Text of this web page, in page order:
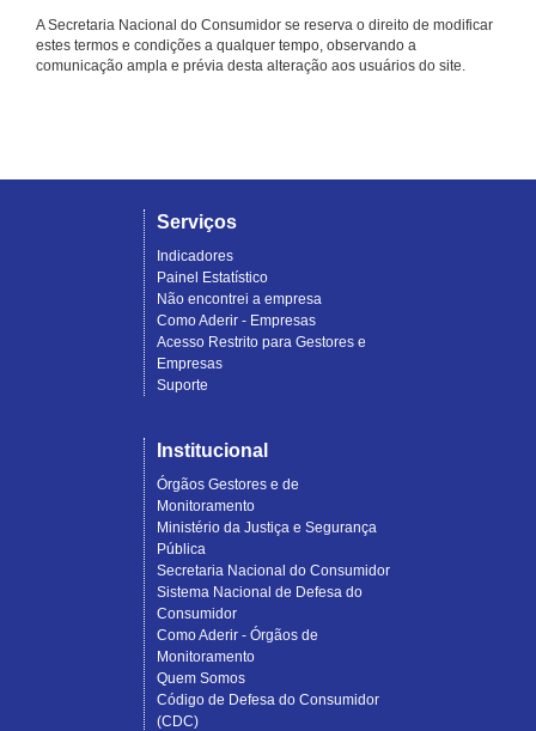
A Secretaria Nacional do Consumidor se reserva o direito de modificar
estes termos e condições a qualquer tempo, observando a
comunicação ampla e prévia desta alteração aos usuários do site.
Serviços
Indicadores
Painel Estatístico
Não encontrei a empresa
Como Aderir - Empresas
Acesso Restrito para Gestores e
Empresas
Suporte
Institucional
Órgãos Gestores e de
Monitoramento
Ministério da Justiça e Segurança
Pública
Secretaria Nacional do Consumidor
Sistema Nacional de Defesa do
Consumidor
Como Aderir - Órgãos de
Monitoramento
Quem Somos
Código de Defesa do Consumidor
(CDC)